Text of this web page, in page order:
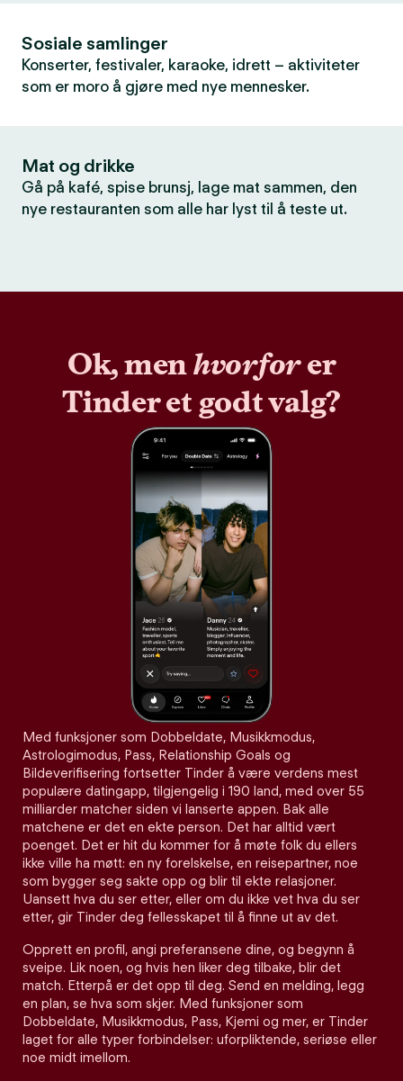
Sosiale samlinger
Konserter, festivaler, karaoke, idrett – aktiviteter
som er moro å gjøre med nye mennesker.
Mat og drikke
Gå på kafé, spise brunsj, lage mat sammen, den
nye restauranten som alle har lyst til å teste ut.
Ok, menhvorforer
Tinder et godt valg?
Med funksjoner som Dobbeldate, Musikkmodus,
Astrologimodus, Pass, Relationship Goals og
Bildeverifisering fortsetter Tinder å være verdens mest
populære datingapp, tilgjengelig i 190 land, med over 55
milliarder matcher siden vi lanserte appen. Bak alle
matchene er det en ekte person. Det har alltid vært
poenget. Det er hit du kommer for å møte folk du ellers
ikke ville ha møtt: en ny forelskelse, en reisepartner, noe
som bygger seg sakte opp og blir til ekte relasjoner.
Uansett hva du ser etter, eller om du ikke vet hva du ser
etter, gir Tinder deg fellesskapet til å finne ut av det.
Opprett en profil, angi preferansene dine, og begynn å
sveipe. Lik noen, og hvis hen liker deg tilbake, blir det
match. Etterpå er det opp til deg. Send en melding, legg
en plan, se hva som skjer. Med funksjoner som
Dobbeldate, Musikkmodus, Pass, Kjemi og mer, er Tinder
laget for alle typer forbindelser: uforpliktende, seriøse eller
noe midt imellom.